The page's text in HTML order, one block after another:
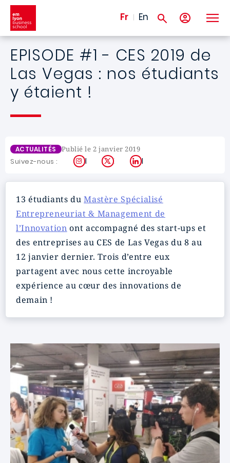
Aller au contenu principal
Fr En
EPISODE #1 - CES 2019 de
Las Vegas : nos étudiants
y étaient !
ACTUALITÉS Publié le 2 janvier 2019
Suivez-nous : Instagram
X LinkedIn
13 étudiants duMastère Spécialisé
Entrepreneuriat & Management de
l’Innovation ont accompagné des start-ups et
des entreprises au CES de Las Vegas du 8 au
12 janvier dernier. Trois d’entre eux
partagent avec nous cette incroyable
expérience au cœur des innovations de
demain !